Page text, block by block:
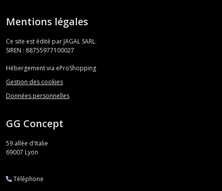
Mentions légales
Ce site est édité par JAGAL SARL.
SIREN : 88755977100027
Hébergement via eProShopping
Gestion des cookies
Données personnelles
GG Concept
59 allée d'Italie
69007 Lyon
Téléphone